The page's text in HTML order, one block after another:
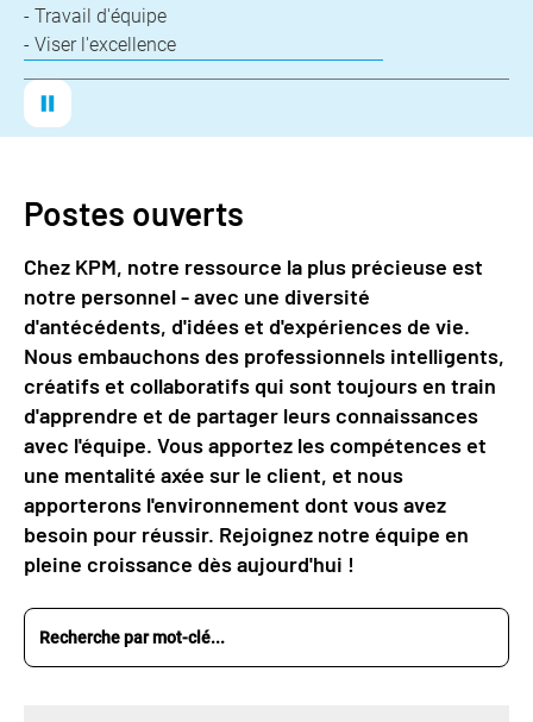
- Travail d'équipe
- Viser l'excellence
Postes ouverts
Chez KPM, notre ressource la plus précieuse est
notre personnel - avec une diversité
d'antécédents, d'idées et d'expériences de vie.
Nous embauchons des professionnels intelligents,
créatifs et collaboratifs qui sont toujours en train
d'apprendre et de partager leurs connaissances
avec l'équipe. Vous apportez les compétences et
une mentalité axée sur le client, et nous
apporterons l'environnement dont vous avez
besoin pour réussir. Rejoignez notre équipe en
pleine croissance dès aujourd'hui !